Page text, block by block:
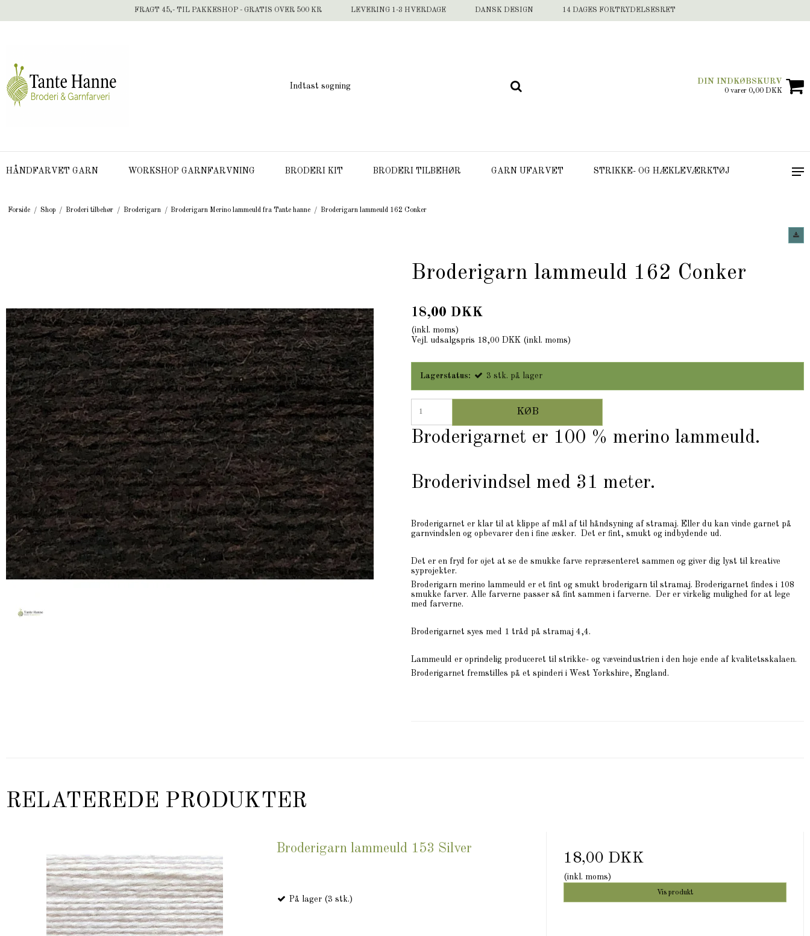
FRAGT 45,- TIL PAKKESHOP - GRATIS OVER 500 KR LEVERING 1-3 HVERDAGE DANSK DESIGN 14 DAGES FORTRYDELSESRET
DIN INDKØBSKURV
0 varer 0,00 DKK
HÅNDFARVET GARN WORKSHOP GARNFARVNING BRODERI KIT BRODERI TILBEHØR GARN UFARVET STRIKKE- OG HÆKLEVÆRKTØJ
Forside / Shop / Broderi tilbehør / Broderigarn / Broderigarn Merino lammeuld fra Tante hanne / Broderigarn lammeuld 162 Conker
Broderigarn lammeuld 162 Conker
18,00 DKK
(inkl. moms)
Vejl. udsalgspris 18,00 DKK (inkl. moms)
Lagerstatus: 3 stk. på lager
KØB
Broderigarnet er 100 % merino lammeuld.
Broderivindsel med 31 meter.
Broderigarnet er klar til at klippe af mål af til håndsyning af stramaj. Eller du kan vinde garnet på
garnvindslen og opbevarer den i fine æsker. Det er fint, smukt og indbydende ud.
Det er en fryd for øjet at se de smukke farve repræsenteret sammen og giver dig lyst til kreative
syprojekter.
Broderigarn merino lammeuld er et fint og smukt broderigarn til stramaj. Broderigarnet findes i 108
smukke farver. Alle farverne passer så fint sammen i farverne. Der er virkelig mulighed for at lege
med farverne.
Broderigarnet syes med 1 tråd på stramaj 4,4.
Lammeuld er oprindelig produceret til strikke- og væveindustrien i den høje ende af kvalitetsskalaen.
Broderigarnet fremstilles på et spinderi i West Yorkshire, England.
RELATEREDE PRODUKTER
Broderigarn lammeuld 153 Silver
På lager (3 stk.)
18,00 DKK
(inkl. moms)
Vis produkt